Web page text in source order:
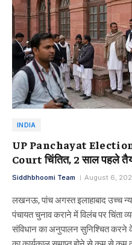
INDIA
UP Panchayat
Court चिंतित, 2 साल पहले
Siddhbhoomi Team August 6,
लखनऊ, पांच अगस्त इलाहाबाद उच्च
पंचायत चुनाव कराने में विलंब पर चिंता
संविधान का अनुपालन सुनिश्चित करने के